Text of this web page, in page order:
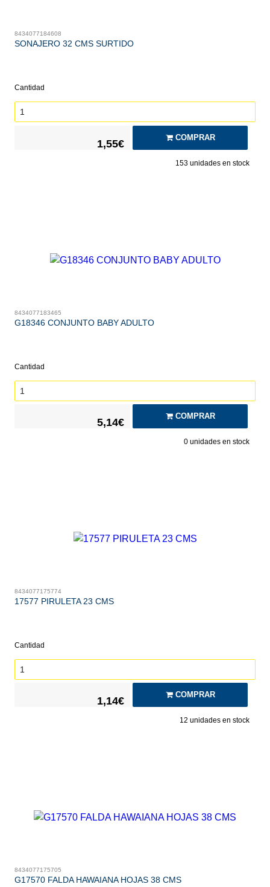
8434077184608
SONAJERO 32 CMS SURTIDO
Cantidad
1,55€
COMPRAR
153unidades en stock
8434077183465
G18346 CONJUNTO BABY ADULTO
Cantidad
5,14€
COMPRAR
0unidades en stock
8434077175774
17577 PIRULETA 23 CMS
Cantidad
1,14€
COMPRAR
12 unidades en stock
8434077175705
G17570 FALDA HAWAIANA HOJAS 38 CMS